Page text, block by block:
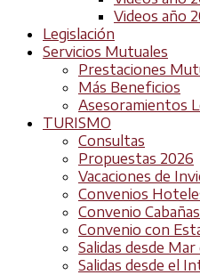
Videos año
Legislación
Servicios Mutuales
Prestaciones
Más Beneficios
Asesoramientos
TURISMO
Consultas
Propuestas 2026
Vacaciones de
Convenios
Convenio
Convenio con
Salidas desde
Salidas desde el